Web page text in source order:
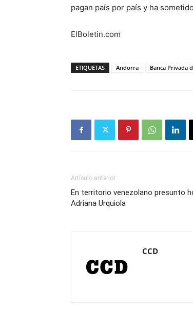
pagan país por país y ha
ElBoletin.com
ETIQUETAS Andorra Banca Privada
Artículo anterior
En territorio venezolano presunto
Adriana Urquiola
CCD